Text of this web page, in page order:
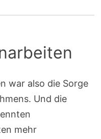
war also die Sorge
Und die
mehr